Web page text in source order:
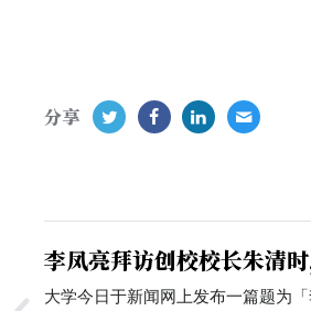
分享
李凤亮拜访创校校长朱清
微妙
大学今日于新闻网上发布一篇题为